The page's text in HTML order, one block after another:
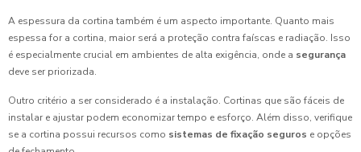
A espessura da cortina também é um aspecto importante. Quanto mais
espessa for a cortina, maior será a proteção contra faíscas e radiação. Isso
é especialmente crucial em ambientes de alta exigência, onde a segurança
deve ser priorizada.
Outro critério a ser considerado é a instalação. Cortinas que são fáceis de
instalar e ajustar podem economizar tempo e esforço. Além disso, verifique
se a cortina possui recursos como sistemas de fixação seguros e opções